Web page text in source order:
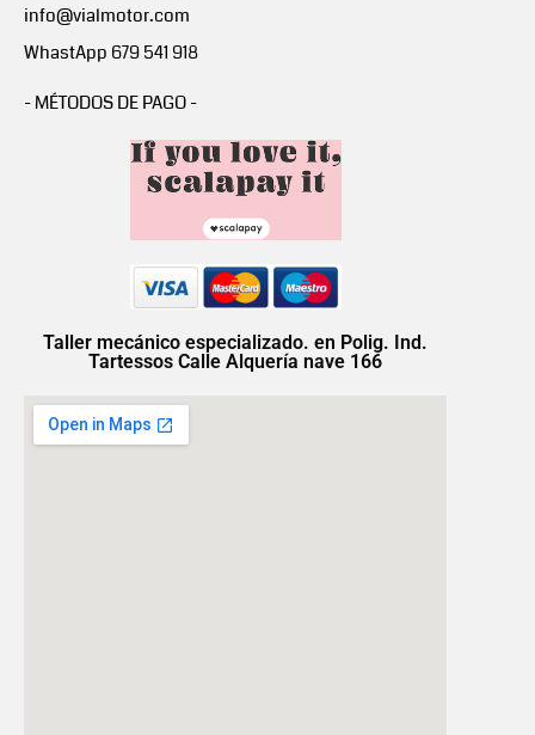
info@vialmotor.com
WhastApp 679 541 918
- MÉTODOS DE PAGO -
Taller mecánico especializado. en Polig. Ind.
Tartessos Calle Alquería nave 166